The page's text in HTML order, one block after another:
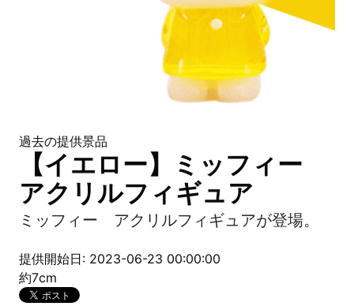
過去の提供景品
【イエロー】ミッフィー
アクリルフィギュア
ミッフィー アクリルフィギュアが登場。
提供開始日: 2023-06-23 00:00:00
約7cm